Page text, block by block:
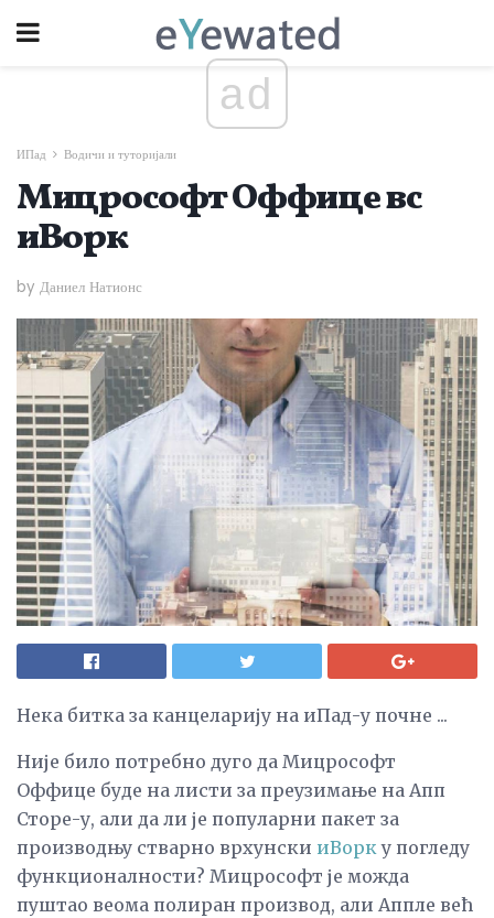
ad
ИПад Водичи и туторијали
Мицрософт Оффице вс
иВорк
by Даниел Натионс
Нека битка за канцеларију на иПад-у почне ...
Није било потребно дуго да Мицрософт
Оффице буде на листи за преузимање на Апп
Сторе-у, али да ли је популарни пакет за
производњу стварно врхунски иВорк у погледу
функционалности? Мицрософт је можда
пуштао веома полиран производ, али Аппле већ